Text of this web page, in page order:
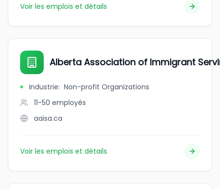
Voir les emplois et détails
Alberta Association of Immigrant
Industrie: Non-profit Organizations
11-50 employés
aaisa.ca
Voir les emplois et détails